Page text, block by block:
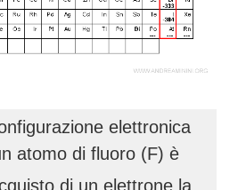
elettronica
atomo di fluoro (F) è
di un elettrone la